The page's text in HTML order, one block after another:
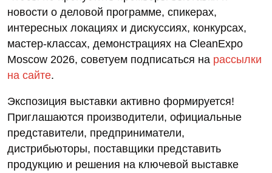
новости о деловой программе, спикерах,
интересных локациях и дискуссиях, конкурсах,
мастер-классах, демонстрациях на CleanExpo
Moscow 2026, советуем подписаться на рассылки
на сайте.
Экспозиция выставки активно формируется!
Приглашаются производители, официальные
представители, предприниматели,
дистрибьюторы, поставщики представить
продукцию и решения на ключевой выставке